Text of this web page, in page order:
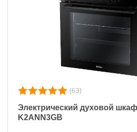
(63)
Электрический духовой
K2ANN3GB